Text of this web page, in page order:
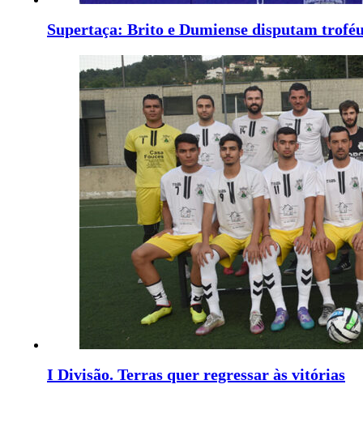
Supertaça: Brito e Dumiense disputam
I Divisão. Terras quer regressar às vitórias